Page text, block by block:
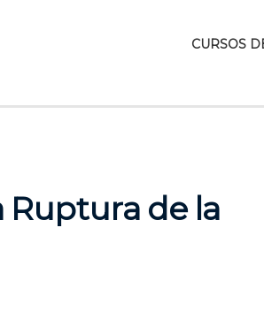
CURSOS
Ruptura de la